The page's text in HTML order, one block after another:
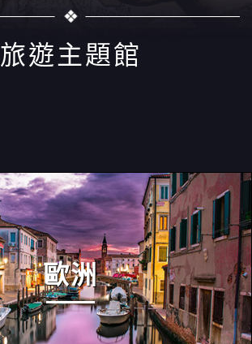
旅遊主題館
歐洲